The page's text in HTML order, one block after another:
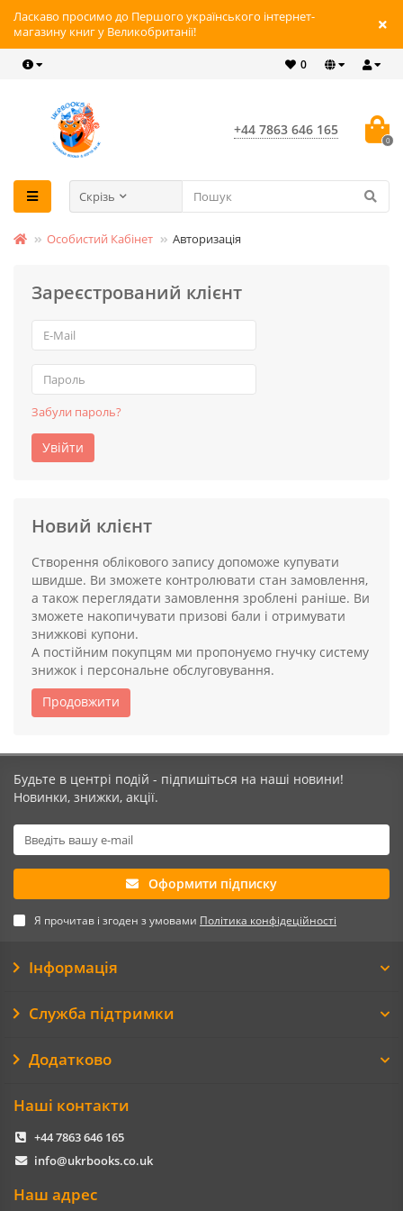
Ласкаво просимо до Першого українського інтернет-
магазину книг у Великобританії!
0
+44 7863 646 165
0
Скрізь
Особистий Кабінет Авторизація
Зареєстрований клієнт
Забули пароль?
Увійти
Новий клієнт
Створення облікового запису допоможе купувати
швидше. Ви зможете контролювати стан замовлення,
а також переглядати замовлення зроблені раніше. Ви
зможете накопичувати призові бали і отримувати
знижкові купони.
А постійним покупцям ми пропонуємо гнучку систему
знижок і персональне обслуговування.
Продовжити
Будьте в центрі подій - підпишіться на наші новини!
Новинки, знижки, акції.
Оформити підписку
Я прочитав і згоден з умовами Політика конфідеційності
Інформація
Служба підтримки
Додатково
Наші контакти
+44 7863 646 165
info@ukrbooks.co.uk
Наш адрес